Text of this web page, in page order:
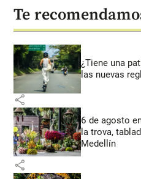
Te
¿Tiene una
las nuevas
share
6 de agosto
la trova,
Medellín
share